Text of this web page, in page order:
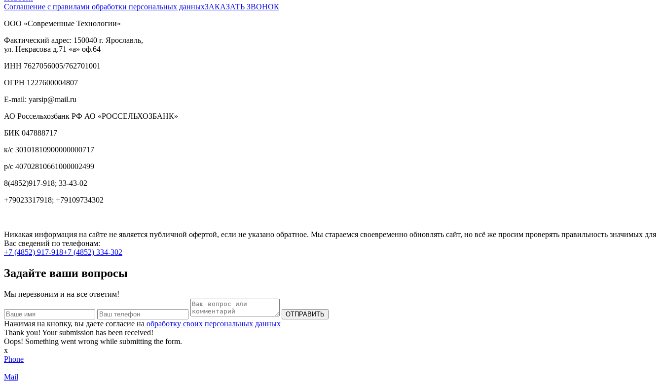
Соглашение с правилами обработки персональных данныхЗАКАЗАТЬ ЗВОНОК
ООО «Современные Технологии»
Фактический адрес: 150040 г. Ярославль,
ул. Некрасова д.71 «а» оф.64
ИНН 7627056005/762701001
ОГРН 1227600004807
E-mail: yarsip@mail.ru
АО Россельхозбанк РФ АО «РОССЕЛЬХОЗБАНК»
БИК 047888717
к/с 30101810900000000717
р/с 40702810661000002499
8(4852)917-918; 33-43-02
+79023317918; +79109734302
Никакая информация на сайте не является публичной офертой, если не указано обратное. Мы стараемся своевременно обновлять сайт, но всё же просим проверять правильность значимых для
Вас сведений по телефонам:
+7 (4852) 917-918+7 (4852) 334-302
Задайте ваши вопросы
Мы перезвоним и на все ответим!
Нажимая на кнопку, вы даете согласие на обработку своих персональных данных
Thank you! Your submission has been received!
Oops! Something went wrong while submitting the form.
x
Phone
Mail